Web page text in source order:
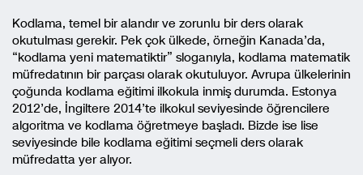
Kodlama, temel bir alandır ve zorunlu bir ders olarak
okutulması gerekir. Pek çok ülkede, örneğin Kanada’da,
“kodlama yeni matematiktir” sloganıyla, kodlama matematik
müfredatının bir parçası olarak okutuluyor. Avrupa ülkelerinin
çoğunda kodlama eğitimi ilkokula inmiş durumda. Estonya
2012’de, İngiltere 2014’te ilkokul seviyesinde öğrencilere
algoritma ve kodlama öğretmeye başladı. Bizde ise lise
seviyesinde bile kodlama eğitimi seçmeli ders olarak
müfredatta yer alıyor.